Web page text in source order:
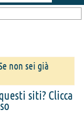
non sei già
siti? Clicca